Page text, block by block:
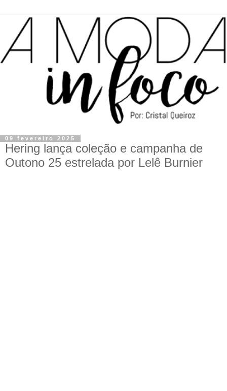
09 fevereiro 2025
Hering lança coleção e campanha de
Outono 25 estrelada por Lelê Burnier